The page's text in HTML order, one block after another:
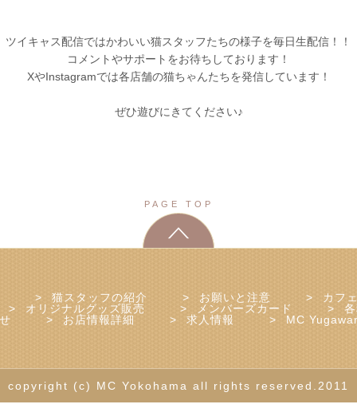
ツイキャス配信ではかわいい猫スタッフたちの様子を毎日生配信！！
コメントやサポートをお待ちしております！
XやInstagramでは各店舗の猫ちゃんたちを発信しています！
ぜひ遊びにきてください♪
PAGE TOP
猫スタッフの紹介 お願いと注意
カフ
オリジナルグッズ販売
メンバーズカード
お店情報詳細 求人情報 MC
copyright (c) MC Yokohama all rights reserved.2011